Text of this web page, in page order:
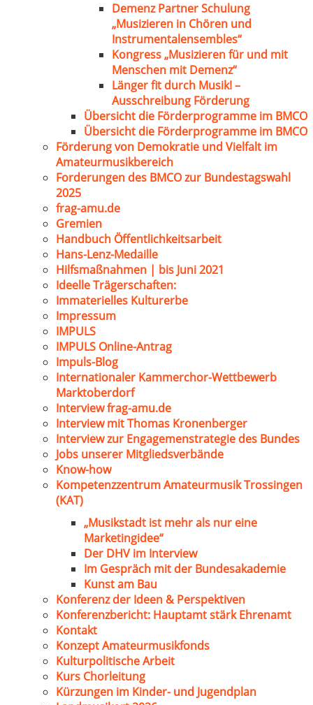
Demenz Partner Schulung
„Musizieren in Chören und
Instrumentalensembles“
Kongress „Musizieren für und mit
Menschen mit Demenz“
Länger fit durch Musik! –
Ausschreibung Förderung
Übersicht die Förderprogramme im BMCO
Übersicht die Förderprogramme im BMCO
Förderung von Demokratie und Vielfalt im
Amateurmusikbereich
Forderungen des BMCO zur Bundestagswahl
2025
frag-amu.de
Gremien
Handbuch Öffentlichkeitsarbeit
Hans-Lenz-Medaille
Hilfsmaßnahmen | bis Juni 2021
Ideelle Trägerschaften:
Immaterielles Kulturerbe
Impressum
IMPULS
IMPULS Online-Antrag
Impuls-Blog
Internationaler Kammerchor-Wettbewerb
Marktoberdorf
Interview frag-amu.de
Interview mit Thomas Kronenberger
Interview zur Engagemenstrategie des Bundes
Jobs unserer Mitgliedsverbände
Know-how
Kompetenzzentrum Amateurmusik Trossingen
(KAT)
„Musikstadt ist mehr als nur eine
Marketingidee“
Der DHV im Interview
Im Gespräch mit der Bundesakademie
Kunst am Bau
Konferenz der Ideen & Perspektiven
Konferenzbericht: Hauptamt stärk Ehrenamt
Kontakt
Konzept Amateurmusikfonds
Kulturpolitische Arbeit
Kurs Chorleitung
Kürzungen im Kinder- und Jugendplan